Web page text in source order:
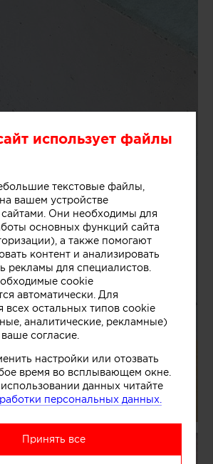
использует файлы
текстовые файлы,
вашем устройстве
Они необходимы для
основных функций сайта
а также помогают
контент и анализировать
рекламы для специалистов.
cookie
автоматически. Для
всех остальных типов cookie
аналитические, рекламные)
согласие.
настройки или отозвать
время во всплывающем окне.
данных читайте
персональных данных.
Принять все